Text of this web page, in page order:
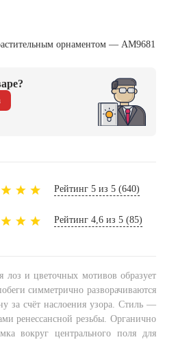
Рейтинг 5 из 5 (640)
Рейтинг 4,6 из 5 (85)
и цветочных мотивов образует
симметрично разворачиваются
за счёт наслоения узора. Стиль —
ренессансной резьбы. Органично
вокруг центрального поля для